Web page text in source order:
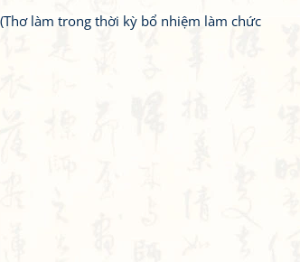
làm trong thời kỳ bổ nhiệm làm chức